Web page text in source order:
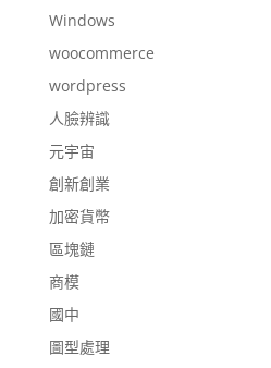
Windows
woocommerce
wordpress
人臉辨識
元宇宙
創新創業
加密貨幣
區塊鏈
商模
國中
圖型處理